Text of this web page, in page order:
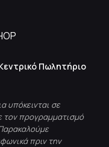
Πωλητήριο
υπόκεινται σε
τον προγραμματισμό
πριν την